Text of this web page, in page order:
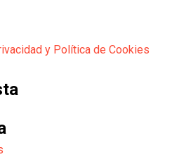
y Política de Cookies